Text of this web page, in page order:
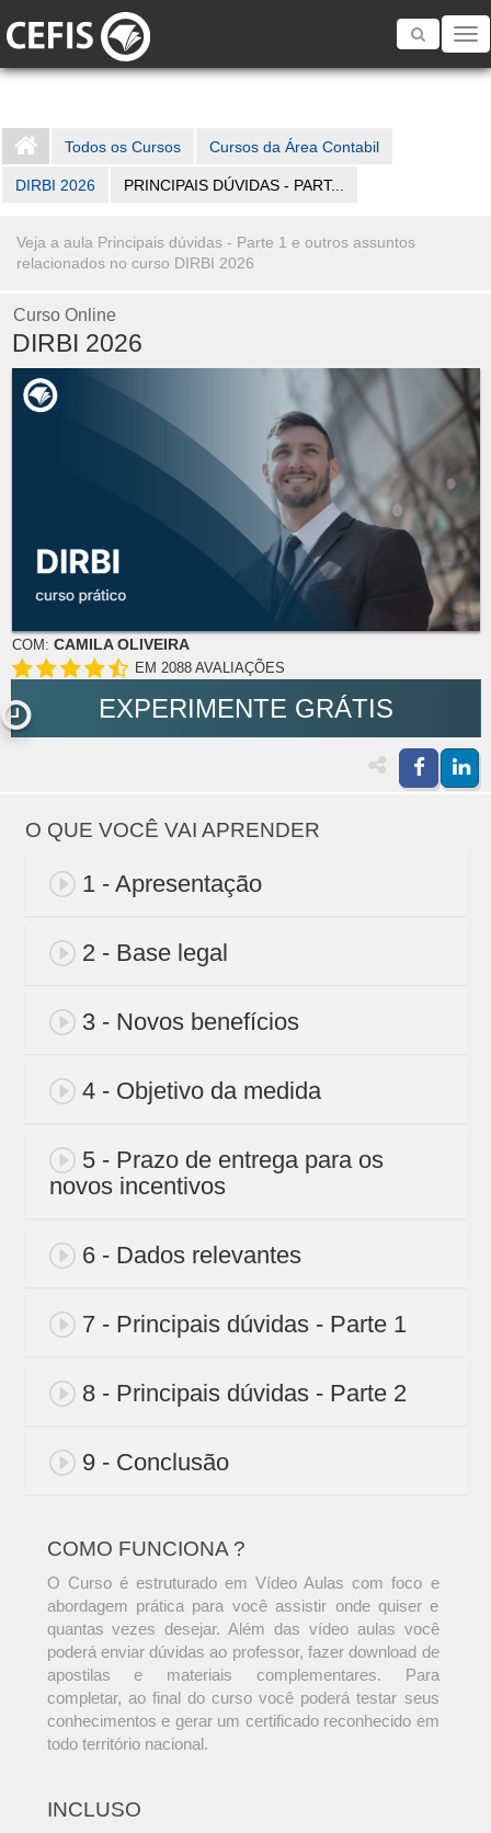
Toggle
Todos os Cursos Cursos da Área Contabil
DIRBI 2026 PRINCIPAIS DÚVIDAS - PART...
Veja a aula Principais dúvidas - Parte 1 e outros assuntos
relacionados no curso DIRBI 2026
Curso Online
DIRBI 2026
COM: CAMILA OLIVEIRA
EM 2088 AVALIAÇÕES
EXPERIMENTE GRÁTIS
O QUE VOCÊ VAI APRENDER
1 - Apresentação
2 - Base legal
3 - Novos benefícios
4 - Objetivo da medida
5 - Prazo de entrega para os
novos incentivos
6 - Dados relevantes
7 - Principais dúvidas - Parte 1
8 - Principais dúvidas - Parte 2
9 - Conclusão
COMO FUNCIONA ?
O Curso é estruturado em Vídeo Aulas com foco e
abordagem prática para você assistir onde quiser e
quantas vezes desejar. Além das vídeo aulas você
poderá enviar dúvidas ao professor, fazer download de
apostilas e materiais complementares. Para
completar, ao final do curso você poderá testar seus
conhecimentos e gerar um certificado reconhecido em
todo território nacional.
INCLUSO